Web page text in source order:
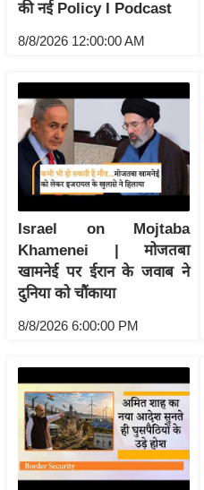
ई
-
प
र
मि
सा
बे
मि
सा
ल
श
य
त
यं
ग
इं
की नई Policy I Podcast
8/8/2026 12:00:00 AM
Israel on Mojtaba
Khamenei | मोजतबा
खामनेई पर ईरान के जवाब ने
दुनिया को चौंकाया
8/8/2026 6:00:00 PM